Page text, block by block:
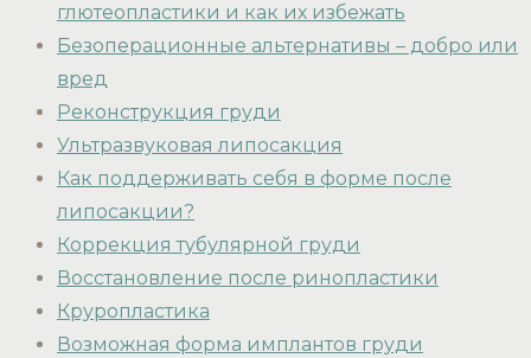
глютеопластики и как их избежать
Безоперационные альтернативы – добро или
вред
Реконструкция груди
Ультразвуковая липосакция
Как поддерживать себя в форме после
липосакции?
Коррекция тубулярной груди
Восстановление после ринопластики
Круропластика
Возможная форма имплантов груди